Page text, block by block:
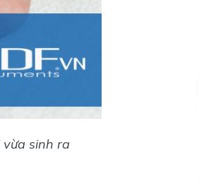
sinh ra